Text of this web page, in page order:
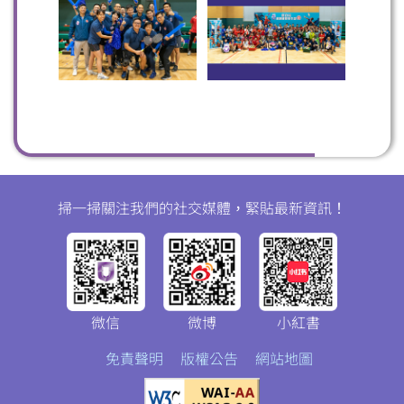
免責聲明 版權公告 網站地圖
掃一掃關注我們的社交媒體，緊貼最新資訊！
微信 微博 小紅書